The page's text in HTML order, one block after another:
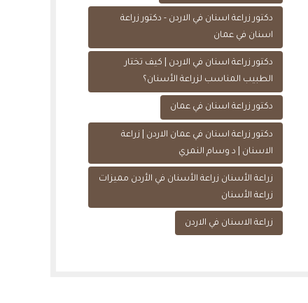
دكتور زراعة اسنان في الاردن - دكتور زراعة
اسنان في عمان
دكتور زراعة اسنان في الاردن | كيف تختار
الطبيب المناسب لزراعة الأسنان؟
دكتور زراعة اسنان في عمان
دكتور زراعة اسنان في عمان الاردن | زراعة
الاسنان | د وسام النمري
زراعة الأسنان زراعة الأسنان في الأردن مميزات
زراعة الأسنان
زراعة الاسنان في الاردن